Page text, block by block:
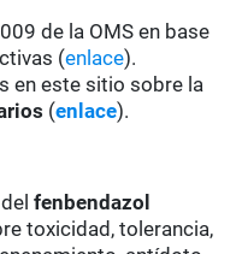
de la OMS en base
(enlace).
en este sitio sobre la
(enlace).
delfenbendazol
toxicidad, tolerancia,